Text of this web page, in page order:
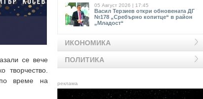
се вече
творчество.
време на
05 Август 2026 | 17:45
Васил Терзиев откри обновената ДГ
№178 „Сребърно копитце“ в район
„Младост“
ИКОНОМИКА
ПОЛИТИКА
реклама